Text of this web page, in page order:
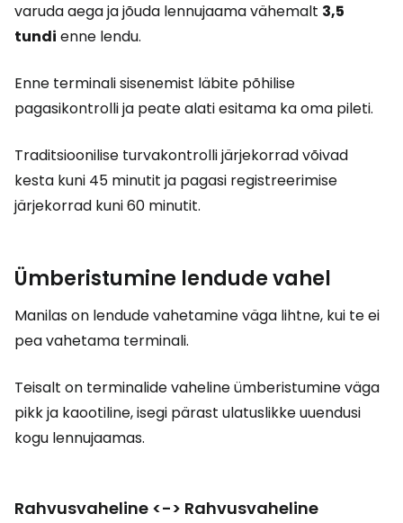
varuda aega ja jõuda lennujaama vähemalt 3,5
tundi enne lendu.
Enne terminali sisenemist läbite põhilise
pagasikontrolli ja peate alati esitama ka oma pileti.
Traditsioonilise turvakontrolli järjekorrad võivad
kesta kuni 45 minutit ja pagasi registreerimise
järjekorrad kuni 60 minutit.
Ümberistumine lendude vahel
Manilas on lendude vahetamine väga lihtne, kui te ei
pea vahetama terminali.
Teisalt on terminalide vaheline ümberistumine väga
pikk ja kaootiline, isegi pärast ulatuslikke uuendusi
kogu lennujaamas.
Rahvusvaheline <-> Rahvusvaheline